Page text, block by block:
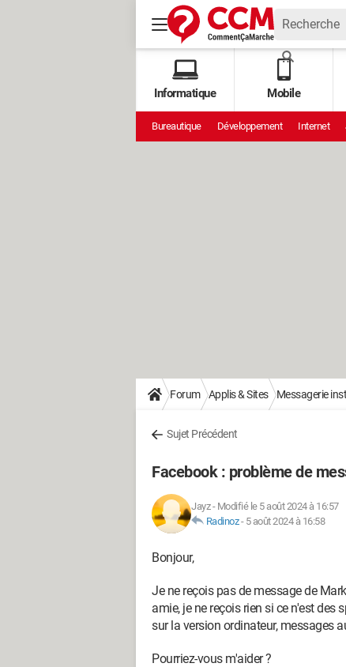
Informatique Mobile
Bureautique Développement Internet
Forum Applis & Sites Messagerie
Sujet Précédent
Facebook : problème de
Jayz- Modifié le 5 août 2024 à 16:57
Radinoz- 5 août 2024 à 16:58
Bonjour,
Je ne reçois pas de message de
amie, je ne reçois rien si ce n'est
sur la version ordinateur, messages
Pourriez-vous m'aider ?